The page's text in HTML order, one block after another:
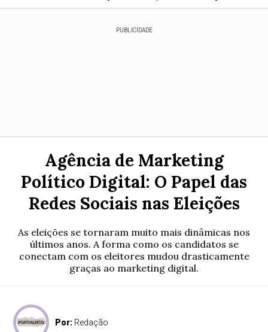
PUBLICIDADE
Agência de Marketing
Político Digital: O Papel das
Redes Sociais nas Eleições
As eleições se tornaram muito mais dinâmicas nos
últimos anos. A forma como os candidatos se
conectam com os eleitores mudou drasticamente
graças ao marketing digital.
Por: Redação